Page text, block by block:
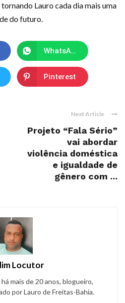
Lauro cada dia mais uma
do futuro.
WhatsApp
Pinterest
Next Article
Projeto “Fala Sério”
vai abordar
violência doméstica
e igualdade de
gênero com ...
Locutor
mais de 20 anos, blogueiro,
por Lauro de Freitas-Bahia.